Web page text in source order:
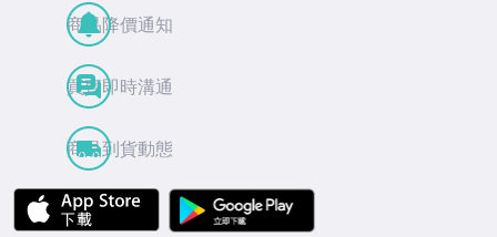
商品降價通知
買賣即時溝通
商品到貨動態
APP Store